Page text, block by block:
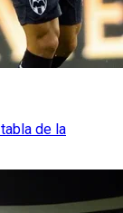
de la